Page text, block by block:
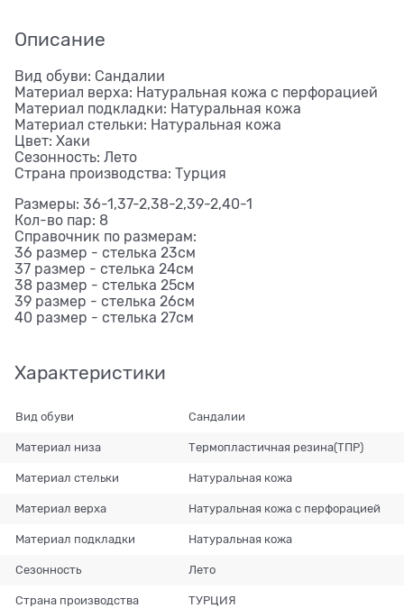
Описание
Вид обуви: Сандалии
Материал верха: Натуральная кожа с перфорацией
Материал подкладки: Натуральная кожа
Материал стельки: Натуральная кожа
Цвет: Хаки
Сезонность: Лето
Страна производства: Турция
Размеры: 36-1,37-2,38-2,39-2,40-1
Кол-во пар: 8
Справочник по размерам:
36 размер - стелька 23см
37 размер - стелька 24см
38 размер - стелька 25см
39 размер - стелька 26см
40 размер - стелька 27см
Характеристики
Вид обуви Сандалии
Материал низа Термопластичная резина(ТПР)
Материал стельки Натуральная кожа
Материал верха Натуральная кожа с перфорацией
Материал подкладки Натуральная кожа
Сезонность Лето
Страна производства ТУРЦИЯ